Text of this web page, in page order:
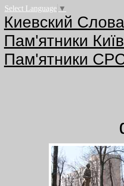
Select Language ▼
Киевский
Пам'ятники
Пам'ятники